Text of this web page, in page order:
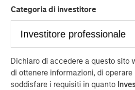
Categoria di investitore
Dichiaro di accedere a questo sito
di ottenere informazioni, di
soddisfare i requisiti in quanto
into their investment
be deep-seated skepticism
managers yielding strong
Asset Owners to help drive
New York- October 20, 2021